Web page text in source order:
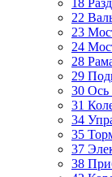
18
22
23
24
28
29
30 Ось
31
34
35
37
38